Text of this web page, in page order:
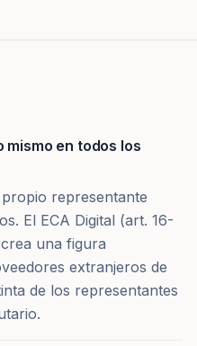
en todos los
representante
El ECA Digital (art. 16-
una figura
extranjeros de
de los representantes